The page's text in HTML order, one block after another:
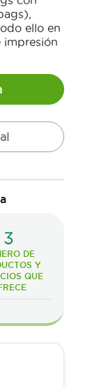
ello en
impresión
3
DE
Y
QUE